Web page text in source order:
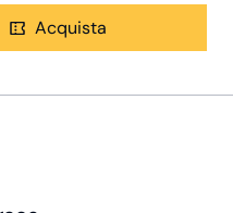
Acquista